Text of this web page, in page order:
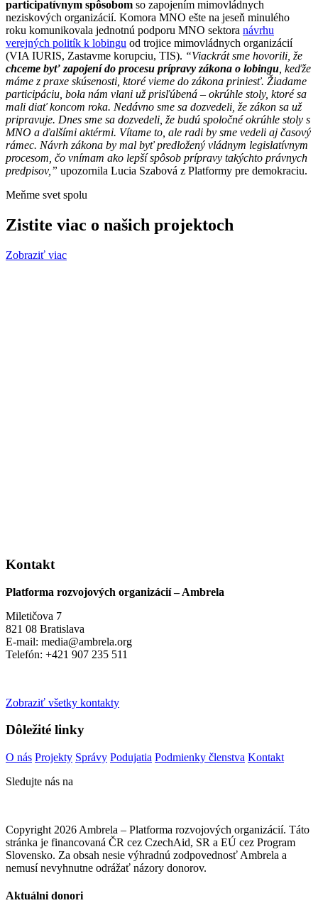
participatívnym spôsobom so zapojením mimovládnych
neziskových organizácií. Komora MNO ešte na jeseň minulého
roku komunikovala jednotnú podporu MNO sektora návrhu
verejných politík k lobingu od trojice mimovládnych organizácií
(VIA IURIS, Zastavme korupciu, TIS). “Viackrát sme hovorili, že
chceme byť zapojení do procesu prípravy zákona o lobingu , keďže
máme z praxe skúsenosti, ktoré vieme do zákona priniesť. Žiadame
participáciu, bola nám vlani už prisľúbená – okrúhle stoly, ktoré sa
mali diať koncom roka. Nedávno sme sa dozvedeli, že zákon sa už
pripravuje. Dnes sme sa dozvedeli, že budú spoločné okrúhle stoly s
MNO a ďalšími aktérmi. Vítame to, ale radi by sme vedeli aj časový
rámec. Návrh zákona by mal byť predložený vládnym legislatívnym
procesom, čo vnímam ako lepší spôsob prípravy takýchto právnych
predpisov,” upozornila Lucia Szabová z Platformy pre demokraciu.
Meňme svet spolu
Zistite viac o našich projektoch
Zobraziť viac
Kontakt
Platforma rozvojových organizácií – Ambrela
Miletičova 7
821 08 Bratislava
E-mail: media@ambrela.org
Telefón: +421 907 235 511
Zobraziť všetky kontakty
Dôležité linky
O nás Projekty Správy Podujatia Podmienky členstva Kontakt
Sledujte nás na
Copyright 2026 Ambrela – Platforma rozvojových organizácií. Táto
stránka je financovaná ČR cez CzechAid, SR a EÚ cez Program
Slovensko. Za obsah nesie výhradnú zodpovednosť Ambrela a
nemusí nevyhnutne odrážať názory donorov.
Aktuálni donori